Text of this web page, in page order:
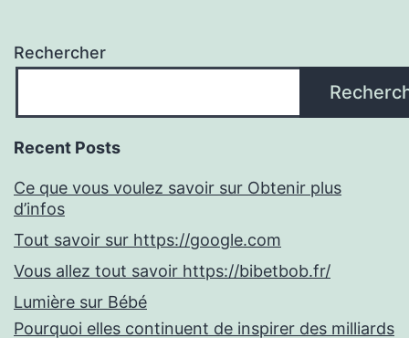
Rechercher
Recent Posts
Ce que vous voulez savoir sur Obtenir plus
d’infos
Tout savoir sur https://google.com
Vous allez tout savoir https://bibetbob.fr/
Lumière sur Bébé
Pourquoi elles continuent de inspirer des milliards